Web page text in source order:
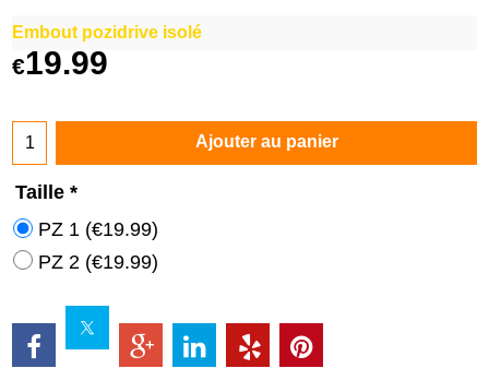
Embout pozidrive isolé
€19.99
Ajouter au panier
Taille *
PZ 1 (€19.99)
PZ 2 (€19.99)